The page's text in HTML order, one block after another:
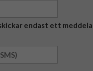
endast ett